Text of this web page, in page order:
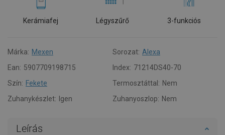
Kerámiafej Légyszűrő 3-funkciós
Márka: Mexen Sorozat: Alexa
Ean: 5907709198715 Index: 71214DS40-70
Szín: Fekete Termosztáttal: Nem
Zuhanykészlet:
Igen Zuhanyoszlop: Nem
Leírás